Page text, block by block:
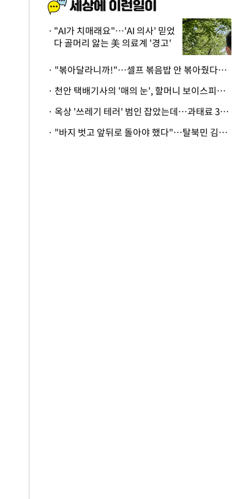
"AI가 치매래요"…'AI 의사' 믿었
다 골머리 앓는 美 의료계 '경고'
· "볶아달라니까!"…셀프 볶음밥 안 볶아줬다고 사장 폭행한 손님
· 천안 택배기사의 '매의 눈', 할머니 보이스피싱 피해 막아
· 옥상 '쓰레기 테러' 범인 잡았는데…과태료 3만원 처분에 숙박업주 허탈
· "바지 벗고 앞뒤로 돌아야 했다"…탈북민 김서아, 기쁨조 검사 수치심 회상